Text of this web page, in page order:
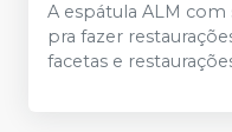
A espátula ALM com
pra fazer
facetas e